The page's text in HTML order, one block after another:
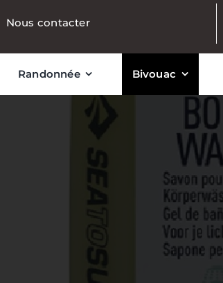
Nous contacter
Randonnée Bivouac